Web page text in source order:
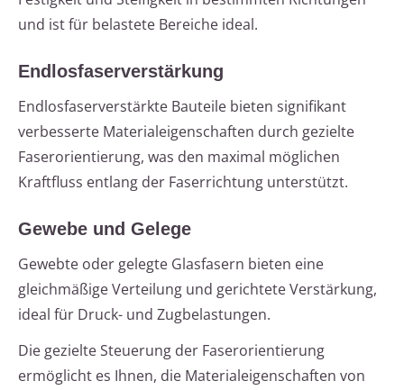
und ist für belastete Bereiche ideal.
Endlosfaserverstärkung
Endlosfaserverstärkte Bauteile bieten signifikant
verbesserte Materialeigenschaften durch gezielte
Faserorientierung, was den maximal möglichen
Kraftfluss entlang der Faserrichtung unterstützt.
Gewebe und Gelege
Gewebte oder gelegte Glasfasern bieten eine
gleichmäßige Verteilung und gerichtete Verstärkung,
ideal für Druck- und Zugbelastungen.
Die gezielte Steuerung der Faserorientierung
ermöglicht es Ihnen, die Materialeigenschaften von